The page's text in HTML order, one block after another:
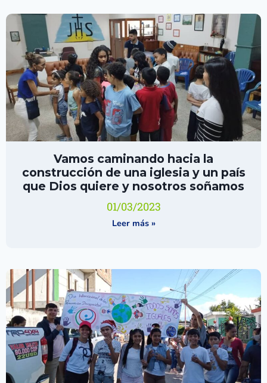
Vamos caminando hacia la
construcción de una iglesia y un país
que Dios quiere y nosotros soñamos
01/03/2023
Leer más »